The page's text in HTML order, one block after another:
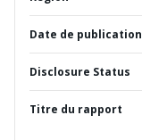
Date de publication
Disclosure Status
Titre du rapport